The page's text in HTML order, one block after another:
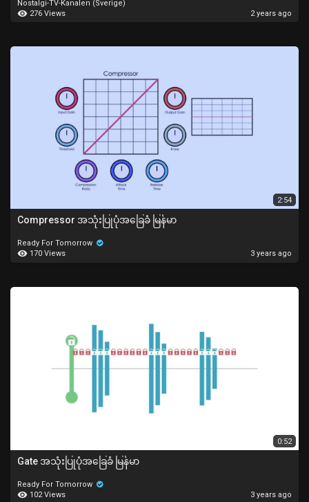
Nostalgi-TV-Kanalen (Sverige)
276 Views
2 years ago
2:54
Compressor အသုံးပြုပုံအခြေခံ မြန်မာ
Ready For Tomorrow
170 Views
3 years ago
0:52
Gate အသုံးပြုပုံအခြေခံ မြန်မာ
Ready For Tomorrow
102 Views
3 years ago